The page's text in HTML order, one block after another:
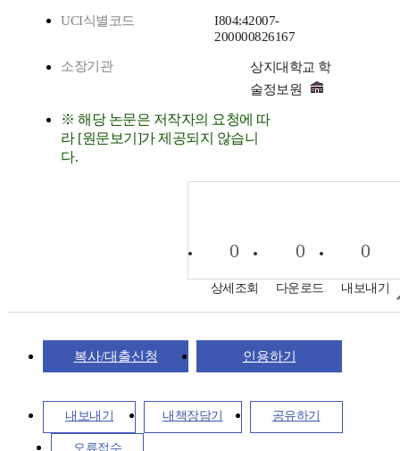
UCI식별코드
I804:42007-
200000826167
소장기관
상지대학교 학
술정보원
※ 해당 논문은 저작자의 요청에 따
라 [원문보기]가 제공되지 않습니
다.
0
상세조회
0
다운로드
0
내보내기
복사/대출신청 인용하기
내보내기 내책장담기 공유하기
오류접수